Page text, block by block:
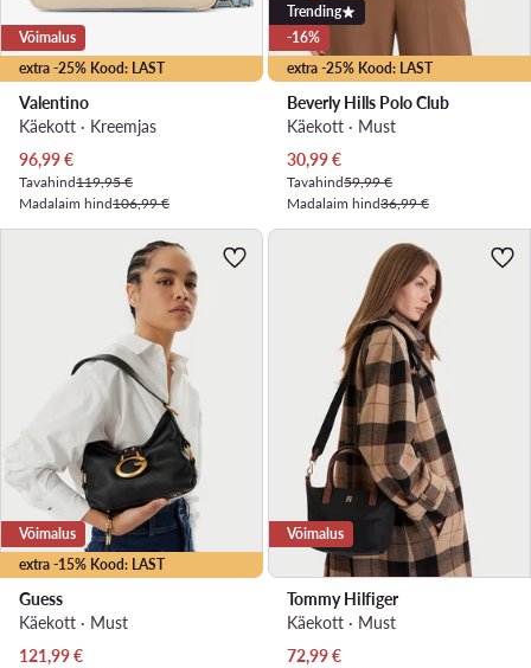
extra -25% Kood: LAST
Võimalus
Valentino
Käekott · Kreemjas
Praegune hind
96,99€
Tavahind119,95 €
Madalaim hind106,99 €
extra -25% Kood: LAST
Trending
-16%
Beverly Hills Polo Club
Käekott · Must
Praegune hind
30,99€
Tavahind59,99 €
Madalaim hind36,99 €
extra -15% Kood: LAST
Võimalus
Guess
Käekott · Must
Praegune hind
121,99€
Võimalus
Tommy Hilfiger
Käekott · Must
Praegune hind
72,99€